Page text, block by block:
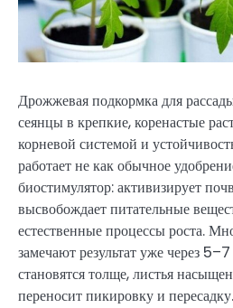
Дрожжевая подкормка для
сеянцы в крепкие, коренастые
корневой системой и
работает не как обычное
биостимулятор: активизирует
высвобождает питательные
естественные процессы роста.
замечают результат уже через
становятся толще, листья
переносит пикировку и пересадку.